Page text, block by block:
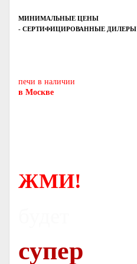
МИНИМАЛЬНЫЕ ЦЕНЫ
- СЕРТИФИЦИРОВАННЫЕ ДИЛЕРЫ
печи в наличии
в Москве
ЖМИ!
супер